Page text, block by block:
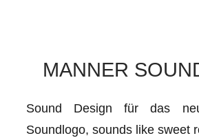
MANNER
Sound Design für das
Soundlogo, sounds like sweet